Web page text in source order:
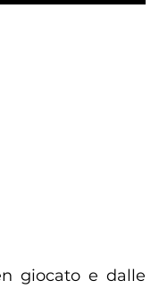
giocato e dalle